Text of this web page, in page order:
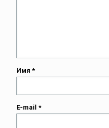
Имя *
E-mail *